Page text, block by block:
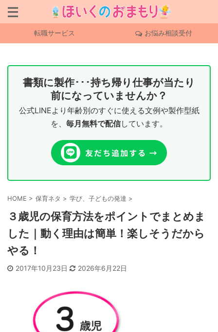
転職サービス お悩み相談受付
書類に製作･･･持ち帰り仕事が当たり
前になっていませんか？
公式LINEより年齢別のすぐに使える文例や製作型紙
を、 毎月無料で配信しています。
HOME > 保育ネタ > 学び、子どもの発達 >
３歳児の保育方法をポイントでまとめま
した｜動く理由は簡単！楽しそうだから
やる！
2017年10月23日 2026年6月22日